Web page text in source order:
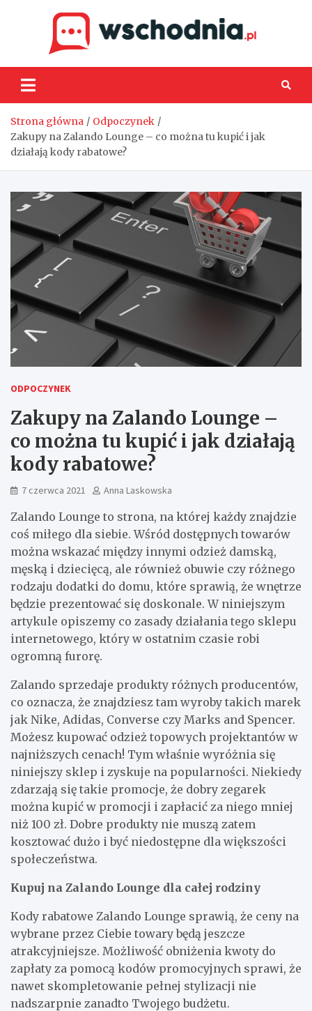
Strona główna
Odpoczynek
Zakupy na Zalando Lounge – co można tu kupić i jak
działają kody rabatowe?
ODPOCZYNEK
Zakupy na Zalando Lounge –
co można tu kupić i jak działają
kody rabatowe?
7 czerwca 2021 Anna Laskowska
Zalando Lounge to strona, na której każdy znajdzie
coś miłego dla siebie. Wśród dostępnych towarów
można wskazać między innymi odzież damską,
męską i dziecięcą, ale również obuwie czy różnego
rodzaju dodatki do domu, które sprawią, że wnętrze
będzie prezentować się doskonale. W niniejszym
artykule opiszemy co zasady działania tego sklepu
internetowego, który w ostatnim czasie robi
ogromną furorę.
Zalando sprzedaje produkty różnych producentów,
co oznacza, że znajdziesz tam wyroby takich marek
jak Nike, Adidas, Converse czy Marks and Spencer.
Możesz kupować odzież topowych projektantów w
najniższych cenach! Tym właśnie wyróżnia się
niniejszy sklep i zyskuje na popularności. Niekiedy
zdarzają się takie promocje, że dobry zegarek
można kupić w promocji i zapłacić za niego mniej
niż 100 zł. Dobre produkty nie muszą zatem
kosztować dużo i być niedostępne dla większości
społeczeństwa.
Kupuj na Zalando Lounge dla całej rodziny
Kody rabatowe Zalando Lounge sprawią, że ceny na
wybrane przez Ciebie towary będą jeszcze
atrakcyjniejsze. Możliwość obniżenia kwoty do
zapłaty za pomocą kodów promocyjnych sprawi, że
nawet skompletowanie pełnej stylizacji nie
nadszarpnie zanadto Twojego budżetu.